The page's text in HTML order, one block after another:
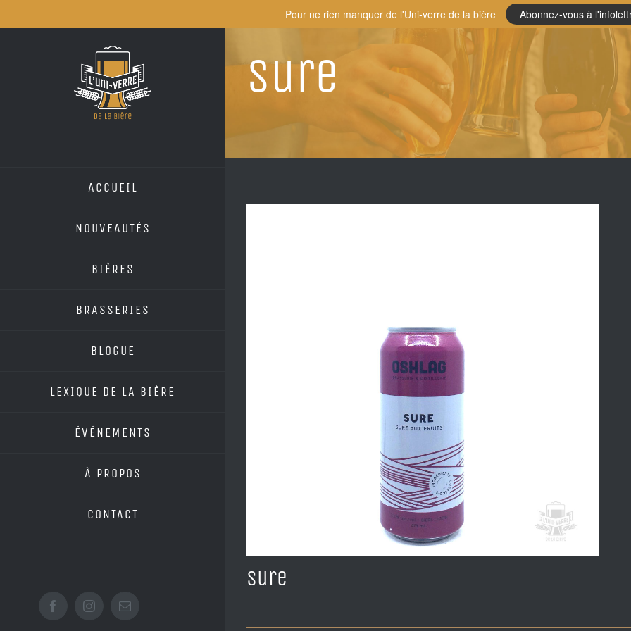
to
ACCUEIL
NOUVEAUTÉS
BIÈRES
BRASSERIES
BLOGUE
LEXIQUE DE LA BIÈRE
ÉVÉNEMENTS
À PROPOS
CONTACT
FacebookInstagramEmail
Sure
Sure
Pour ne rien manquer de l'Uni-verre de la bière Abonnez-vous à